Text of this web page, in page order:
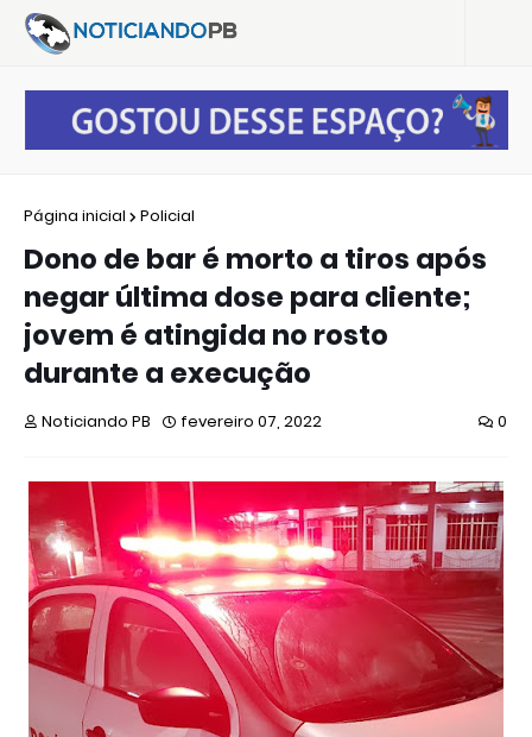
Página inicial Policial
Dono de bar é morto a tiros após
negar última dose para cliente;
jovem é atingida no rosto
durante a execução
Noticiando PB fevereiro 07, 2022 0